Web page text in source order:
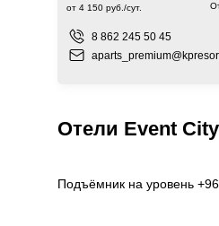
от 4 150 руб./сут.
8 862 245 50 45
Отели Event
Подъёмник на уровень